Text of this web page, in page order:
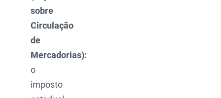
sobre
Circulação
de
Mercadorias):
o
imposto